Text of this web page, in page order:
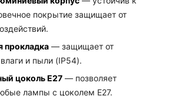
покрытие защищает от
прокладка — защищает от
и пыли (IP54).
цоколь E27 — позволяет
лампы с цоколем E27.